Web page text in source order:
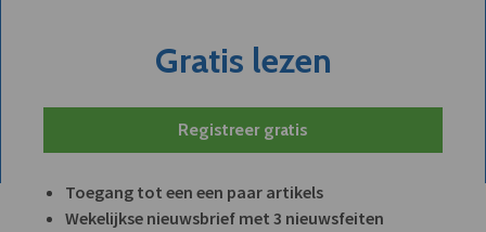
Gratis lezen
Registreer gratis
Toegang tot een een paar artikels
Wekelijkse nieuwsbrief met 3 nieuwsfeiten